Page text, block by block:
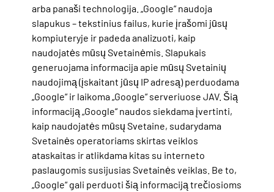
arba panaši technologija. „Google“ naudoja
slapukus – tekstinius failus, kurie įrašomi jūsų
kompiuteryje ir padeda analizuoti, kaip
naudojatės mūsų Svetainėmis. Slapukais
generuojama informacija apie mūsų Svetainių
naudojimą (įskaitant jūsų IP adresą) perduodama
„Google“ ir laikoma „Google“ serveriuose JAV. Šią
informaciją „Google“ naudos siekdama įvertinti,
kaip naudojatės mūsų Svetaine, sudarydama
Svetainės operatoriams skirtas veiklos
ataskaitas ir atlikdama kitas su interneto
paslaugomis susijusias Svetainės veiklas. Be to,
„Google“ gali perduoti šią informaciją trečiosioms